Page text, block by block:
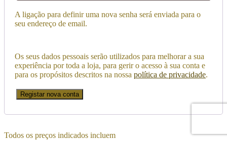
A ligação para definir uma nova senha será enviada para o
seu endereço de email.
Os seus dados pessoais serão utilizados para melhorar a sua
experiência por toda a loja, para gerir o acesso à sua conta e
para os propósitos descritos na nossa política de privacidade.
Registar nova conta
Todos os preços indicados incluem